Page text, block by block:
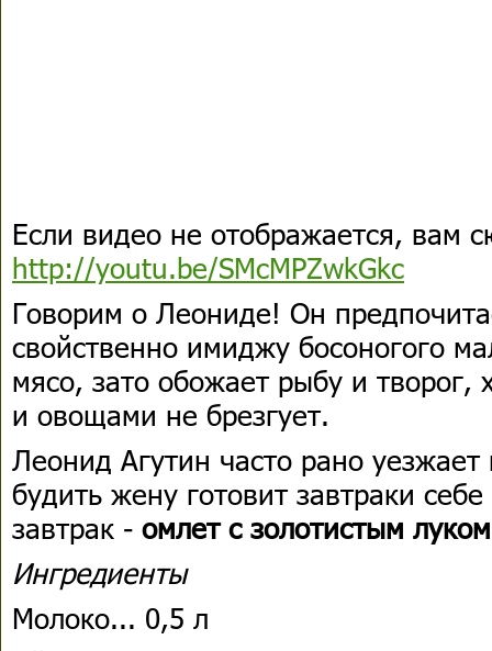
Если видео не отображается, вам
http://youtu.be/SMcMPZwkGkc
Говорим о Леониде! Он
свойственно имиджу босоногого
мясо, зато обожает рыбу и
и овощами не брезгует.
Леонид Агутин часто рано
будить жену готовит завтраки
завтрак - омлет с золотистым
Ингредиенты
Молоко... 0,5 л